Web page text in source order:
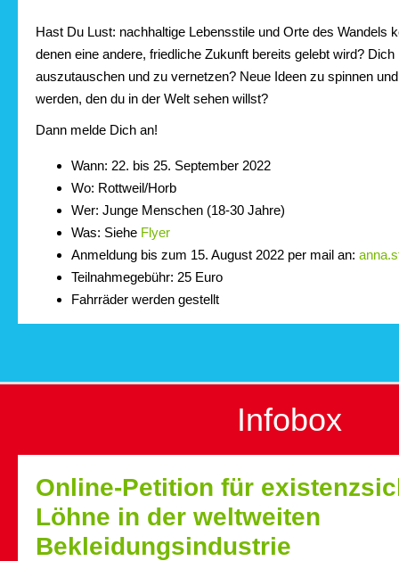
Hast Du Lust: nachhaltige Lebensstile und Orte des Wandels
denen eine andere, friedliche Zukunft bereits gelebt wird?
auszutauschen und zu vernetzen? Neue Ideen zu spinnen
werden, den du in der Welt sehen willst?
Dann melde Dich an!
Wann: 22. bis 25. September 2022
Wo: Rottweil/Horb
Wer: Junge Menschen (18-30 Jahre)
Was: Siehe Flyer
Anmeldung bis zum 15. August 2022 per mail an:
Teilnahmegebühr: 25 Euro
Fahrräder werden gestellt
Infobox
Online-Petition für
Löhne in der weltweiten
Bekleidungsindustrie